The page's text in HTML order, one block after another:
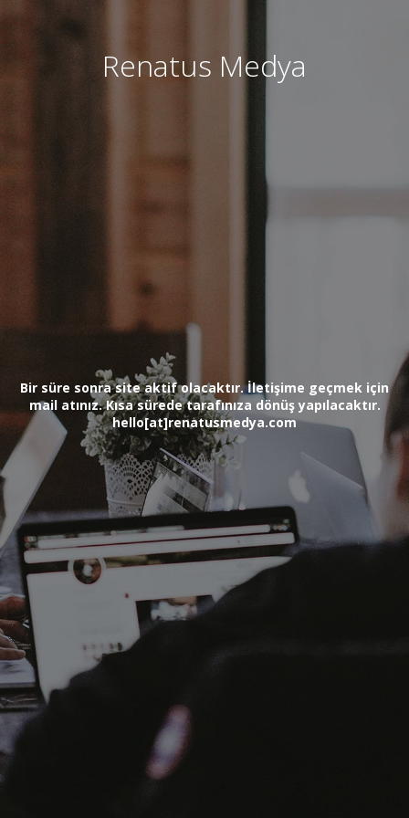
Renatus Medya
Bir süre sonra site aktif olacaktır. İletişime geçmek için
mail atınız. Kısa sürede tarafınıza dönüş yapılacaktır.
hello[at]renatusmedya.com